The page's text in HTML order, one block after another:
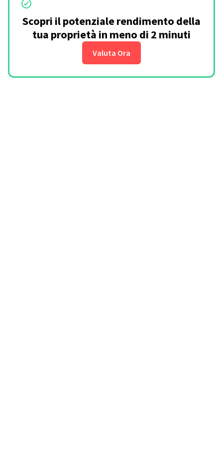
Scopri il potenziale rendimento della
tua proprietà in meno di 2 minuti
Valuta Ora